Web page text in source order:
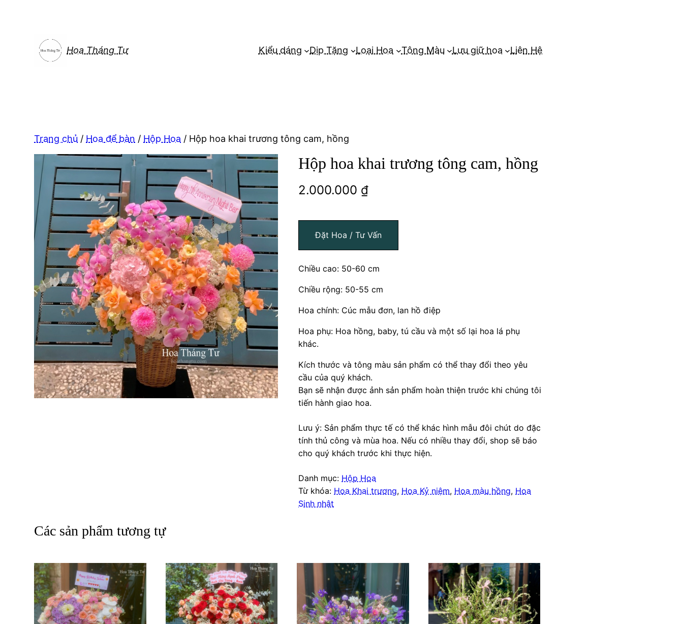
Hoa Tháng Tư Kiểu dáng Dịp Tặng Loại Hoa Tông Màu Lưu giữ hoa Liên Hệ
Trang chủ / Hoa để bàn / Hộp Hoa / Hộp hoa khai trương tông cam, hồng
Hộp hoa khai trương tông cam, hồng
2.000.000 ₫
Đặt Hoa / Tư Vấn
Chiều cao: 50-60 cm
Chiều rộng: 50-55 cm
Hoa chính: Cúc mẫu đơn, lan hồ điệp
Hoa phụ: Hoa hồng, baby, tú cầu và một số lại hoa lá phụ
khác.
Kích thước và tông màu sản phẩm có thể thay đổi theo yêu
cầu của quý khách.
Bạn sẽ nhận được ảnh sản phẩm hoàn thiện trước khi chúng tôi
tiến hành giao hoa.
Lưu ý: Sản phẩm thực tế có thể khác hình mẫu đôi chút do đặc
tính thủ công và mùa hoa. Nếu có nhiều thay đổi, shop sẽ báo
cho quý khách trước khi thực hiện.
Danh mục: Hộp Hoa
Từ khóa: Hoa Khai trương, Hoa Kỷ niệm, Hoa màu hồng, Hoa
Sinh nhật
Các sản phẩm tương tự